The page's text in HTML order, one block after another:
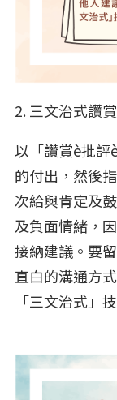
2. 三文治式讚
以「讚賞è批評
的付出，然後
次給與肯定及
及負面情緒，
接納建議。要
直白的溝通方
「三文治式」